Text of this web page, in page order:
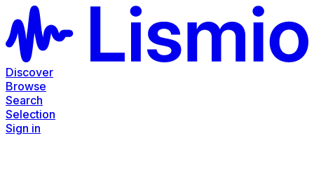
Discover
Browse
Search
Selection
Sign in